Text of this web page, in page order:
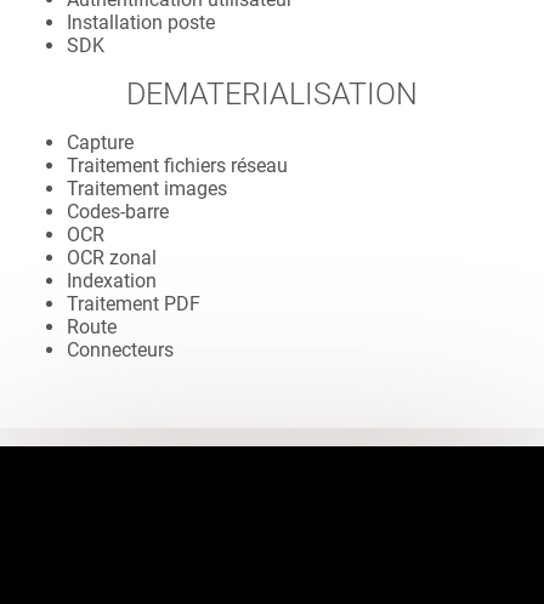
Installation poste
SDK
DEMATERIALISATION
Capture
Traitement fichiers réseau
Traitement images
Codes-barre
OCR
OCR zonal
Indexation
Traitement PDF
Route
Connecteurs